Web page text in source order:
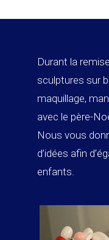
Durant la
sculptures sur
maquillage,
avec le père-
Nous vous
d’idées afin
enfants.